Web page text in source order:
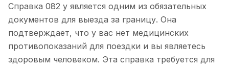
Справка 082 у является одним из обязательных
документов для выезда за границу. Она
подтверждает, что у вас нет медицинских
противопоказаний для поездки и вы являетесь
здоровым человеком. Эта справка требуется для